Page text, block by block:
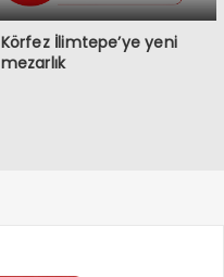
Körfez İlimtepe’ye yeni
mezarlık